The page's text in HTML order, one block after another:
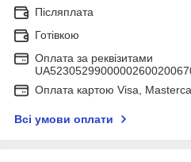
Післяплата
Готівкою
Оплата за реквізитами
Оплата картою Visa,
Всі умови оплати